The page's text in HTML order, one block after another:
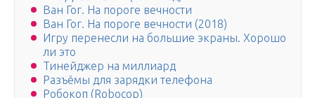
Ван Гог. На пороге вечности
Ван Гог. На пороге вечности (2018)
Игру перенесли на большие экраны. Хорошо
ли это
Тинейджер на миллиард
Разъёмы для зарядки телефона
Робокоп (Robocop)